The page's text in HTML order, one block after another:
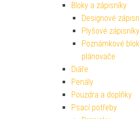
Bloky a zápisníky
Designové
Plyšové zápisníky
Poznámkové
plánovače
Diáře
Penály
Pouzdra a doplňky
Psací potřeby